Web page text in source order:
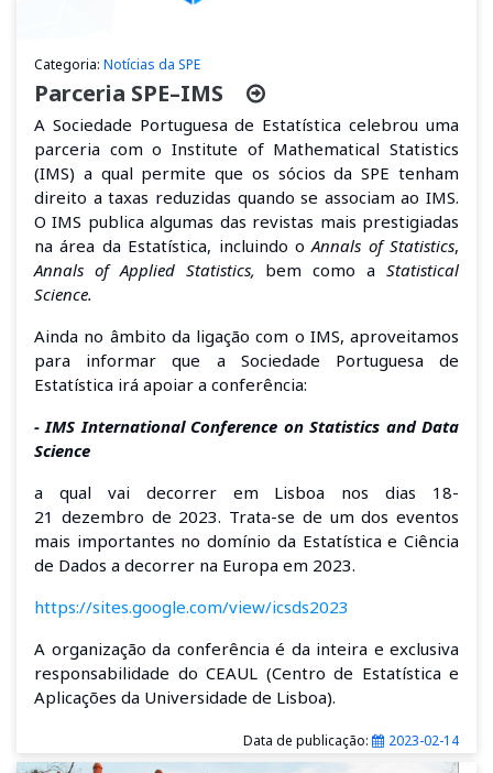
Categoria: Notícias da SPE
Parceria SPE–IMS
A Sociedade Portuguesa de Estatística celebrou uma
parceria com o Institute of Mathematical Statistics
(IMS) a qual permite que os sóciosda SPEtenham
direito a taxas reduzidas quando se associam ao IMS.
O IMS publica algumas das revistas mais prestigiadas
na área da Estatística, incluindo oAnnals of Statistics,
Annals of Applied Statistics, bem como a Statistical
Science.
Ainda no âmbito da ligação com o IMS, aproveitamos
para informar que a Sociedade Portuguesa de
Estatística irá apoiar a conferência:
-IMS International Conference on Statistics and Data
Science
a qual vai decorrer em Lisboa nos dias 18-
21 dezembro de 2023. Trata-se de um dos eventos
mais importantes no domínio da Estatística e Ciência
de Dados a decorrer na Europa em 2023.
https://sites.google.com/view/icsds2023
A organização da conferência é da inteira e exclusiva
responsabilidade do CEAUL (Centro de Estatística e
Aplicações da Universidade de Lisboa).
Data de publicação: 2023-02-14